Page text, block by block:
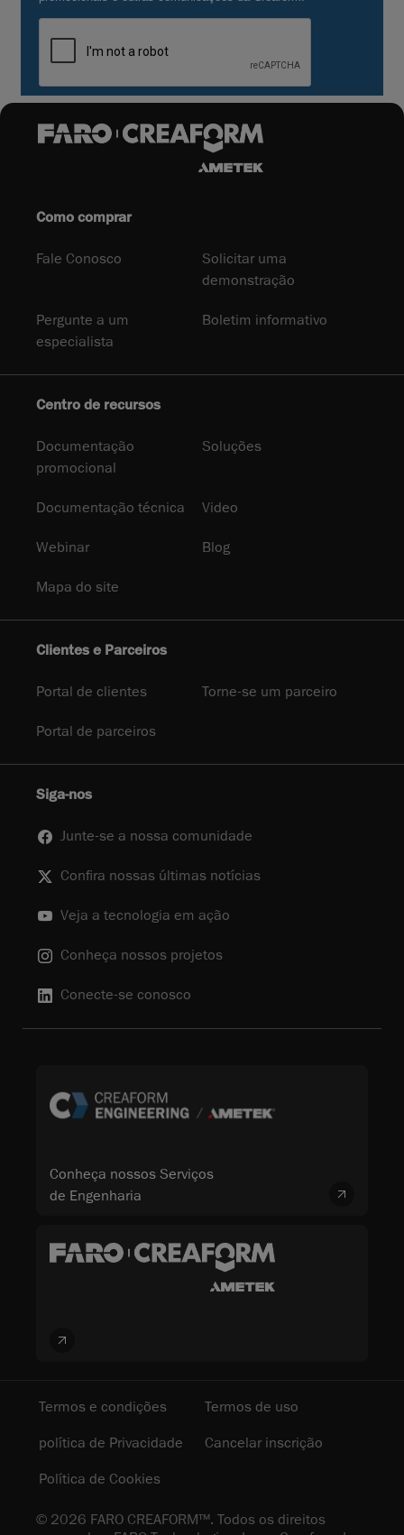
Como comprar
Fale Conosco
Solicitar uma
demonstração
Pergunte a um
especialista
Boletim informativo
Centro de recursos
Documentação
promocional
Soluções
Documentação técnica Video
Webinar Blog
Mapa do site
Clientes e Parceiros
Portal de clientes Torne-se um parceiro
Portal de parceiros
Siga-nos
Junte-se a nossa comunidade
Confira nossas últimas notícias
Veja a tecnologia em ação
Conheça nossos projetos
Conecte-se conosco
Conheça nossos Serviços
de Engenharia
© 2026 FARO CREAFORM™. Todos os direitos
Termos e condições
Termos de uso
política de Privacidade
Cancelar inscrição
Política de Cookies